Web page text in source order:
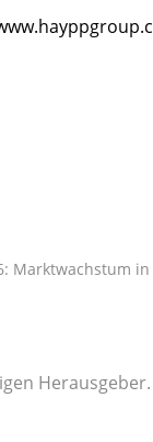
Marktwachstum